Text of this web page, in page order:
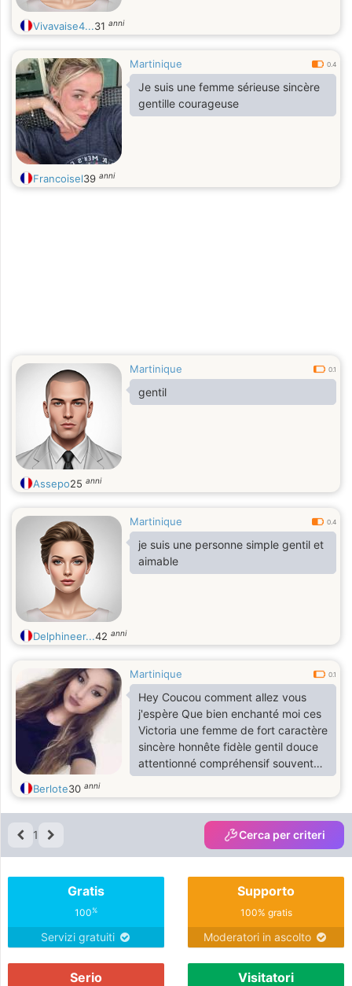
Vivavaise4...31 anni
Martinique 0.4
Je suis une femme sérieuse sincère
gentille courageuse
Francoisel39 anni
Martinique 0.1
gentil
Assepo25 anni
Martinique 0.4
je suis une personne simple gentil et
aimable
Delphineer...42 anni
Martinique 0.1
Hey Coucou comment allez vous
j'espère Que bien enchanté moi ces
Victoria une femme de fort caractère
sincère honnête fidèle gentil douce
attentionné compréhensif souvent
chiante et conne mes bon Que
voulez vous nulle n'est parfait je
recherche a discuter faire
connaissance et peut être trouvez
l'homme de ma vie celui qui pourras
de ma vie j'espère avoir des
message et plein de L'Ike a bientôt
Berlote30 anni
1 Cerca per criteri
Gratis
100%
Servizi gratuiti
Supporto
100% gratis
Moderatori in ascolto
Serio Visitatori